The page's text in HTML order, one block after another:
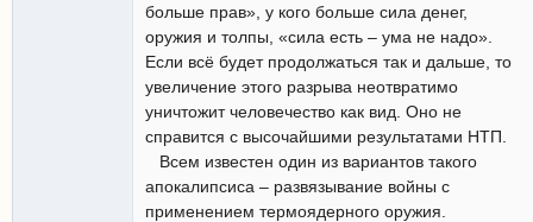
больше прав», у кого больше сила денег,
оружия и толпы, «сила есть – ума не надо».
Если всё будет продолжаться так и дальше, то
увеличение этого разрыва неотвратимо
уничтожит человечество как вид. Оно не
справится с высочайшими результатами НТП.
Всем известен один из вариантов такого
апокалипсиса – развязывание войны с
применением термоядерного оружия.